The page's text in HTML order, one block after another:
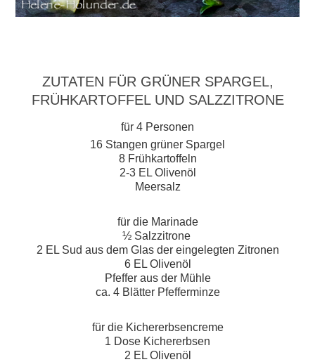
ZUTATEN FÜR GRÜNER SPARGEL,
FRÜHKARTOFFEL UND SALZZITRONE
für 4 Personen
16 Stangen grüner Spargel
8 Frühkartoffeln
2-3 EL Olivenöl
Meersalz
für die Marinade
½ Salzzitrone
2 EL Sud aus dem Glas der eingelegten Zitronen
6 EL Olivenöl
Pfeffer aus der Mühle
ca. 4 Blätter Pfefferminze
für die Kichererbsencreme
1 Dose Kichererbsen
2 EL Olivenöl